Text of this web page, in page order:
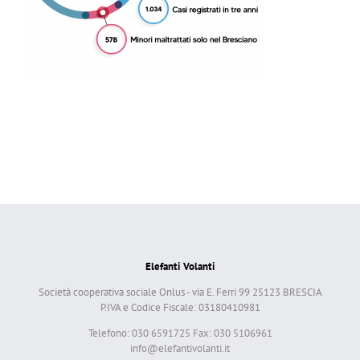
Elefanti Volanti
Società cooperativa sociale Onlus - via E. Ferri 99 25123 BRESCIA
P.IVA e Codice Fiscale: 03180410981
Telefono: 030 6591725 Fax: 030 5106961
info@elefantivolanti.it